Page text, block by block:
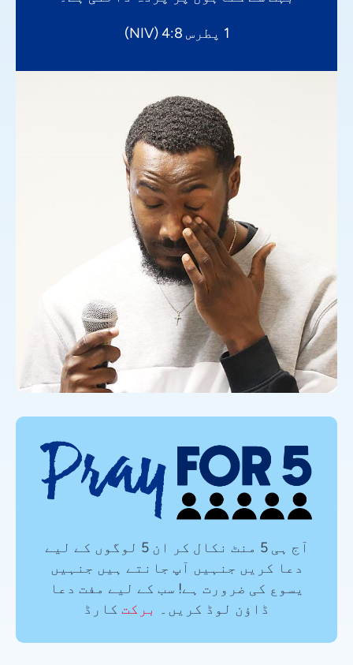
1 پطرس 4:8 (NIV)
آج ہی 5 منٹ نکال کر ان 5 لوگوں کے لیے
دعا کریں جنہیں آپ جانتے ہیں جنہیں
یسوع کی ضرورت ہے! سب کے لیے مفت دعا
ڈاؤن لوڈ کریں۔
برکت کارڈ